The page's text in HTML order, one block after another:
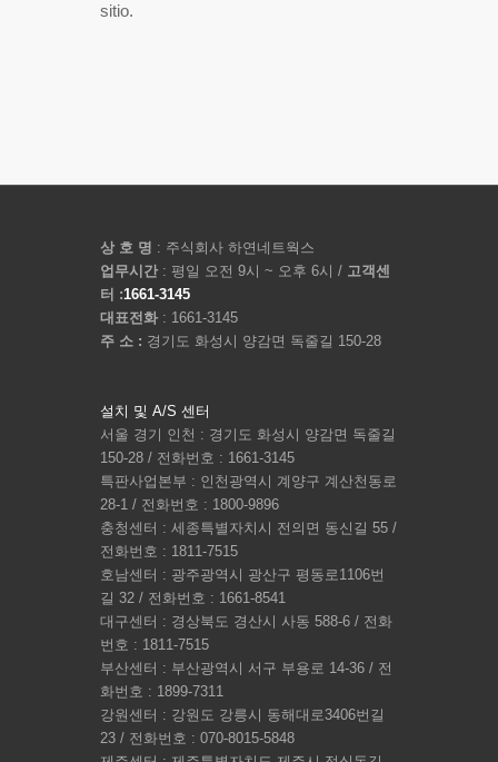
sitio.
상 호 명 : 주식회사 하연네트웍스
업무시간 : 평일 오전 9시 ~ 오후 6시 / 고객센
터 :1661-3145
대표전화 : 1661-3145
주 소 : 경기도 화성시 양감면 독줄길 150-28
설치 및 A/S 센터
서울 경기 인천 : 경기도 화성시 양감면 독줄길
150-28 / 전화번호 : 1661-3145
특판사업본부 : 인천광역시 계양구 계산천동로
28-1 / 전화번호 : 1800-9896
충청센터 : 세종특별자치시 전의면 동신길 55 /
전화번호 : 1811-7515
호남센터 : 광주광역시 광산구 평동로1106번
길 32 / 전화번호 : 1661-8541
대구센터 : 경상북도 경산시 사동 588-6 / 전화
번호 : 1811-7515
부산센터 : 부산광역시 서구 부용로 14-36 / 전
화번호 : 1899-7311
강원센터 : 강원도 강릉시 동해대로3406번길
23 / 전화번호 : 070-8015-5848